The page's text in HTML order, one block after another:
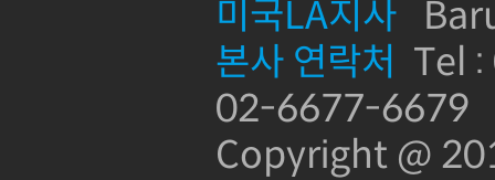
미국LA지사
본사 연락처 Tel
02-6677-6679
Copyright @